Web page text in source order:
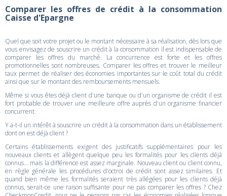
Comparer les offres de crédit à la consommation
Caisse d'Epargne
Quel que soit votre projet ou le montant nécessaire à sa réalisation, dès lors que
vous envisagez de souscrire un crédit à la consommation il est indispensable de
comparer les offres du marché. La concurrence est forte et les offres
promotionnelles sont nombreuses. Comparer les offres et trouver le meilleur
taux permet de réaliser des économies importantes sur le coût total du crédit
ainsi que sur le montant des remboursements mensuels.
Même si vous êtes déjà client d'une banque ou d'un organisme de crédit il est
fort probable de trouver une meilleure offre auprès d'un organisme financier
concurrent.
Y a-t-il un intérêt à souscrire un crédit à la consommation dans un établissement
dont on est déjà client ?
Certains établissements exigent des justificatifs supplémentaires pour les
nouveaux clients et allègent quelque peu les formalités pour les clients déjà
connus... mais la différence est assez marginale. Nouveau client ou client connu,
en règle générale les procédures d'octroi de crédit sont assez similaires. Et
quand bien même les formalités seraient très allégées pour les clients déjà
connus, serait-ce une raison suffisante pour ne pas comparer les offres ? Chez